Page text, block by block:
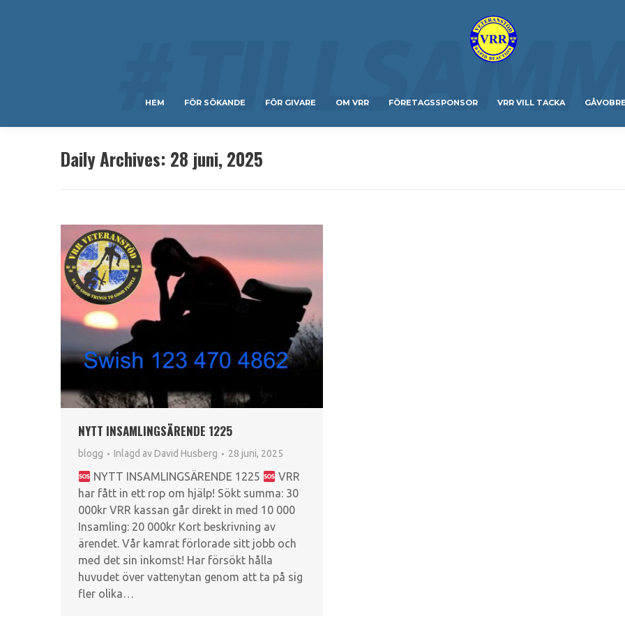
HEM FÖR SÖKANDE FÖR GIVARE OM VRR FÖRETAGSSPONSOR VRR VILL TACKA
Daily Archives: 28 juni, 2025
NYTT INSAMLINGSÄRENDE 1225
blogg Inlagd avDavid Husberg 28 juni, 2025
NYTT INSAMLINGSÄRENDE 1225
VRR
har fått in ett rop om hjälp! Sökt summa: 30
000kr VRR kassan går direkt in med 10 000
Insamling: 20 000kr Kort beskrivning av
ärendet. Vår kamrat förlorade sitt jobb och
med det sin inkomst! Har försökt hålla
huvudet över vattenytan genom att ta på sig
fler olika…